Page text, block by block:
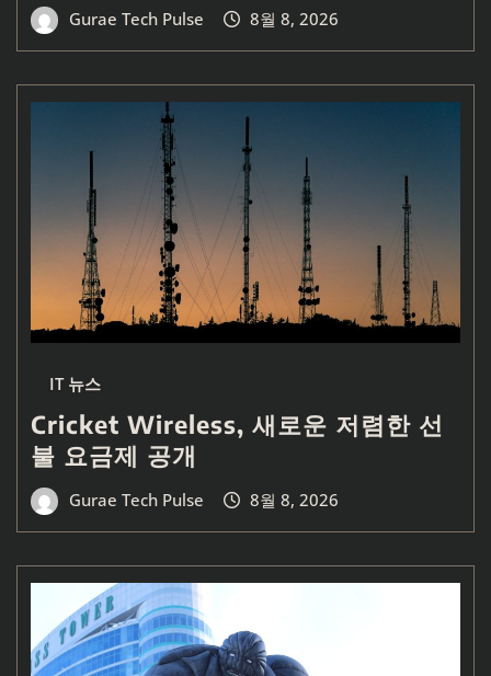
Gurae Tech Pulse 8월 8, 2026
IT 뉴스
Cricket Wireless, 새로운 저렴한 선
불 요금제 공개
Gurae Tech Pulse 8월 8, 2026